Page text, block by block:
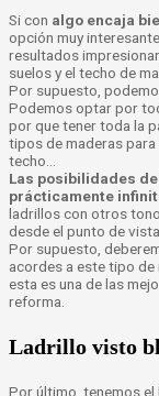
Si con algo encaja
opción muy
resultados
suelos y el techo de
Por supuesto,
Podemos optar por
por que tener toda la
tipos de maderas
techo…
Las posibilidades
prácticamente
ladrillos con otros
desde el punto de
Por supuesto,
acordes a este tipo
esta es una de las
reforma.
Ladrillo visto
Por último, tenemos